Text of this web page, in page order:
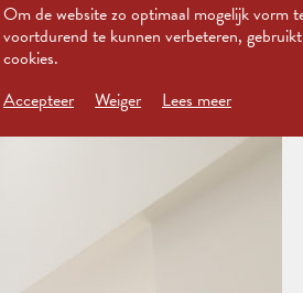
Om de website zo optimaal mogelijk vorm
voortdurend te kunnen verbeteren,
cookies.
Accepteer
Weiger Lees meer